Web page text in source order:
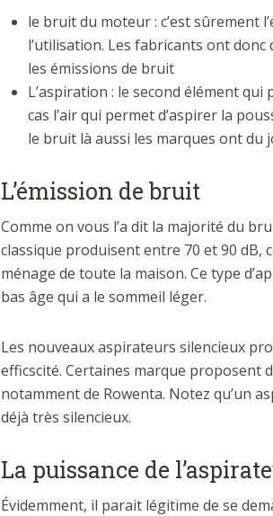
le bruit du moteur : c’est sûrement
l’utilisation. Les fabricants ont
les émissions de bruit
L’aspiration : le second élément qui
cas l’air qui permet d’aspirer la
le bruit là aussi les marques ont du
L’émission de bruit
Comme on vous l’a dit la majorité du
classique produisent entre 70 et 90 dB,
ménage de toute la maison. Ce type
bas âge qui a le sommeil léger.
Les nouveaux aspirateurs silencieux
efficscité. Certaines marque proposent
notamment de Rowenta. Notez qu’un
déjà très silencieux.
La puissance de
Évidemment, il parait légitime de se